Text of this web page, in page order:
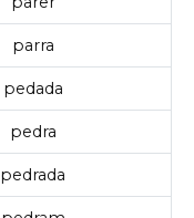
parra
pedada
pedra
pedrada